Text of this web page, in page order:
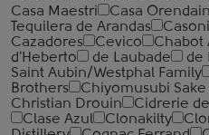
Casa Maestri
Casa Orendain
Tequilera de Arandas
Casoni
Cazadores
Cevico Chabot
d'Heberto
de Laubade de
Saint Aubin/Westphal Family
Brothers
Chiyomusubi
Christian Drouin
Cidrerie
Clase Azul
Clonakilty